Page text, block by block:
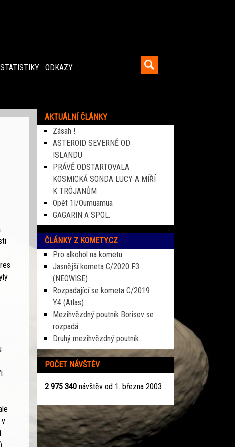
STATISTIKY ODKAZY
v
AKTUÁLNÍ ČLÁNKY
Zásah !
ASTEROID SEVERNĚ OD
ISLANDU
PRÁVĚ ODSTARTOVALA
KOSMICKÁ SONDA LUCY A MÍŘÍ
K TRÓJANŮM
Opět 1I/Oumuamua
GAGARIN A SPOL.
ČLÁNKY Z KOMETY.CZ
Pro alkohol na kometu
Jasnější kometa C/2020 F3
(NEOWISE)
Rozpadající se kometa C/2019
Y4 (Atlas)
Mezihvězdný poutník Borisov se
rozpadá
Druhý mezihvězdný poutník
POČET NÁVŠTĚV
2 975 340 návštěv od 1. března 2003